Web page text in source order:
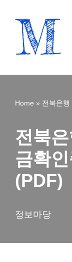
Skip
Home » 전북은
전북
금확
(PDF)
정보마당